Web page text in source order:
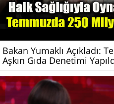
Bakan Yumaklı Açıkladı:
Aşkın Gıda Denetimi